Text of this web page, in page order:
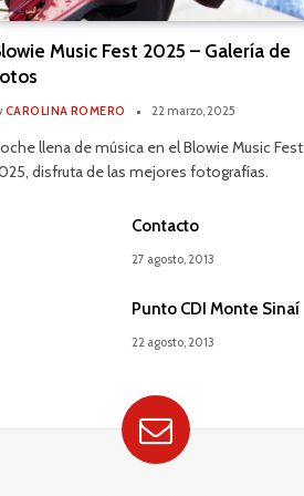
Music Fest 2025 – Galería de
CAROLINA ROMERO 22 marzo, 2025
llena de música en el Blowie Music Fest
disfruta de las mejores fotografías.
Contacto
27 agosto, 2013
Punto CDI Monte Sinaí
22 agosto, 2013